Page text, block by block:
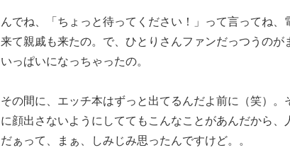
んでね、「ちょっと待ってください！」って言ってね、
来て親戚も来たの。で、ひとりさんファンだっつうのが
いっぱいになっちゃったの。
その間に、エッチ本はずっと出てるんだよ前に（笑）。
に顔出さないようにしててもこんなことがあんだから、
だぁって、まぁ、しみじみ思ったんですけど。。